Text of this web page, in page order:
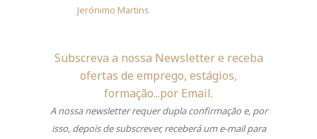
Jerónimo Martins
Subscreva a nossa Newsletter e receba
ofertas de emprego, estágios,
formação...por Email.
A nossa newsletter requer dupla confirmação e, por
isso, depois de subscrever, receberá um e-mail para